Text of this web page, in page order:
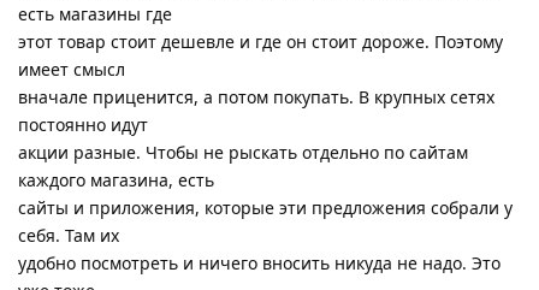
есть магазины где
этот товар стоит дешевле и где он стоит дороже. Поэтому
имеет смысл
вначале приценится, а потом покупать. В крупных сетях
постоянно идут
акции разные. Чтобы не рыскать отдельно по сайтам
каждого магазина, есть
сайты и приложения, которые эти предложения собрали у
себя. Там их
удобно посмотреть и ничего вносить никуда не надо. Это